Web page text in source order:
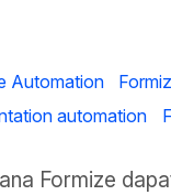
Automation
automation
Formize